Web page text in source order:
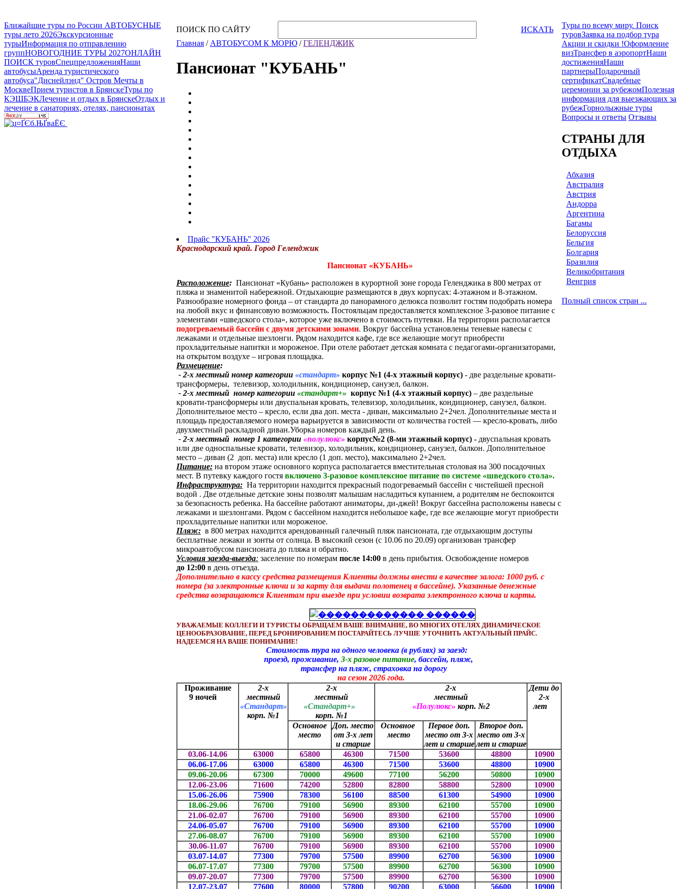
Ближайшие туры по России АВТОБУСНЫЕ
туры лето 2026Экскурсионные
турыИнформация по отправлению
группНОВОГОДНИЕ ТУРЫ 2027ОНЛАЙН
ПОИСК туровСпецпредложенияНаши
автобусыАренда туристического
автобуса"Диснейлэнд" Остров Мечты в
МосквеПрием туристов в БрянскеТуры по
КЭШБЭКЛечение и отдых в БрянскеОтдых и
лечение в санаториях, отелях, пансионатах
ПОИСК ПО САЙТУ
ИСКАТЬ
Главная / АВТОБУСОМ К МОРЮ /ГЕЛЕНДЖИК
Пансионат "КУБАНЬ"
Прайс "КУБАНЬ" 2026
Краснодарский край. Город Геленджик
Пансионат «КУБАНЬ»
Расположение: Пансионат «Кубань» расположен в курортной зоне города Геленджика в 800 метрах от
пляжа и знаменитой набережной. Отдыхающие размещаются в двух корпусах: 4-этажном и 8-этажном.
Разнообразие номерного фонда – от стандарта до панорамного делюкса позволит гостям подобрать номера
на любой вкус и финансовую возможность. Постояльцам предоставляется комплексное 3-разовое питание с
элементами «шведского стола», которое уже включено в стоимость путевки. На территории располагается
подогреваемый бассейн с двумя детскими зонами. Вокруг бассейна установлены теневые навесы с
лежаками и отдельные шезлонги. Рядом находится кафе, где все желающие могут приобрести
прохладительные напитки и мороженое. При отеле работает детская комната с педагогами-организаторами,
на открытом воздухе – игровая площадка.
Размещение:
- 2-х местный номер категории «стандарт» корпус №1 (4-х этажный корпус) - две раздельные кровати-
трансформеры, телевизор, холодильник, кондиционер, санузел, балкон.
- 2-х местный номер категории «стандарт+» корпус №1 (4-х этажный корпус) – две раздельные
кровати-трансформеры или двуспальная кровать, телевизор, холодильник, кондиционер, санузел, балкон.
Дополнительное место – кресло, если два доп. места - диван, максимально 2+2чел. Дополнительные места и
площадь предоставляемого номера варьируется в зависимости от количества гостей — кресло-кровать, либо
двухместный раскладной диван.Уборка номеров каждый день.
- 2-х местный номер 1 категории «полулюкс» корпус№2 (8-ми этажный корпус) - двуспальная кровать
или две односпальные кровати, телевизор, холодильник, кондиционер, санузел, балкон. Дополнительное
место – диван (2 доп. места) или кресло (1 доп. место), максимально 2+2чел.
Питание: на втором этаже основного корпуса располагается вместительная столовая на 300 посадочных
мест. В путевку каждого гостя включено 3-разовое комплексное питание по системе «шведского стола».
Инфраструктура: На территории находится прекрасный подогреваемый бассейн с чистейшей пресной
водой . Две отдельные детские зоны позволят малышам насладиться купанием, а родителям не беспокоится
за безопасность ребенка. На бассейне работают аниматоры, ди-джей! Вокруг бассейна расположены навесы с
лежаками и шезлонгами. Рядом с бассейном находится небольшое кафе, где все желающие могут приобрести
прохладительные напитки или мороженое.
Пляж: в 800 метрах находится арендованный галечный пляж пансионата, где отдыхающим доступы
бесплатные лежаки и зонты от солнца. В высокий сезон (с 10.06 по 20.09) организован трансфер
микроавтобусом пансионата до пляжа и обратно.
Условия заезда-выезда: заселение по номерам после 14:00 в день прибытия. Освобождение номеров
до 12:00 в день отъезда.
Дополнительно в кассу средства размещения Клиенты должны внести в качестве залога: 1000 руб. с
номера (за электронные ключи и за карту для выдачи полотенец в бассейне). Указанные денежные
средства возвращаются Клиентам при выезде при условии возврата электронного ключа и карты.
УВАЖАЕМЫЕ КОЛЛЕГИ И ТУРИСТЫ ОБРАЩАЕМ ВАШЕ ВНИМАНИЕ, ВО МНОГИХ ОТЕЛЯХ ДИНАМИЧЕСКОЕ
ЦЕНООБРАЗОВАНИЕ, ПЕРЕД БРОНИРОВАНИЕМ ПОСТАРАЙТЕСЬ ЛУЧШЕ УТОЧНИТЬ АКТУАЛЬНЫЙ ПРАЙС.
НАДЕЕМСЯ НА ВАШЕ ПОНИМАНИЕ!
Стоимость тура на одного человека (в рублях) за заезд:
проезд, проживание, 3-х разовое питание, бассейн, пляж,
трансфер на пляж, страховка на дорогу
на сезон 2026 года.
Проживание
9 ночей
2-х
местный
«Стандарт»
корп. №1
2-х
местный
«Стандарт+»
корп. №1
2-х
местный
«Полулюкс» корп. №2
Дети до
2-х
лет
Основное
место
Доп. место
от 3-х лет
и старше
Основное
место
Первое доп.
место от 3-х
лет и старше
Второе доп.
место от 3-х
лет и старше
03.06-14.06
63000 65800 46300 71500 53600 48800
10900
06.06-17.06
63000 65800 46300 71500 53600 48800
10900
09.06-20.06
67300 70000 49600 77100 56200 50800
10900
12.06-23.06
71600 74200 52800 82800 58800 52800
10900
15.06-26.06
75900 78300 56100 88500 61300 54900
10900
18.06-29.06
76700 79100 56900 89300 62100 55700
10900
21.06-02.07
76700 79100 56900 89300 62100 55700
10900
24.06-05.07
76700 79100 56900 89300 62100 55700
10900
27.06-08.07
76700 79100 56900 89300 62100 55700
10900
30.06-11.07
76700 79100 56900 89300 62100 55700
10900
03.07-14.07
77300 79700 57500 89900 62700 56300
10900
06.07-17.07
77300 79700 57500 89900 62700 56300
10900
09.07-20.07
77300 79700 57500 89900 62700 56300
10900
12.07-23.07
77600 80000 57800 90200 63000 56600 10900
Туры по всему миру. Поиск
туровЗаявка на подбор тура
Акции и скидки !Оформление
визТрансфер в аэропортНаши
достиженияНаши
партнерыПодарочный
сертификатСвадебные
церемонии за рубежомПолезная
информация для выезжающих за
рубежГорнолыжные туры
Вопросы и ответы Отзывы
СТРАНЫ ДЛЯ
ОТДЫХА
Абхазия
Австралия
Австрия
Андорра
Аргентина
Багамы
Белоруссия
Бельгия
Болгария
Бразилия
Великобритания
Венгрия
Полный список стран ...